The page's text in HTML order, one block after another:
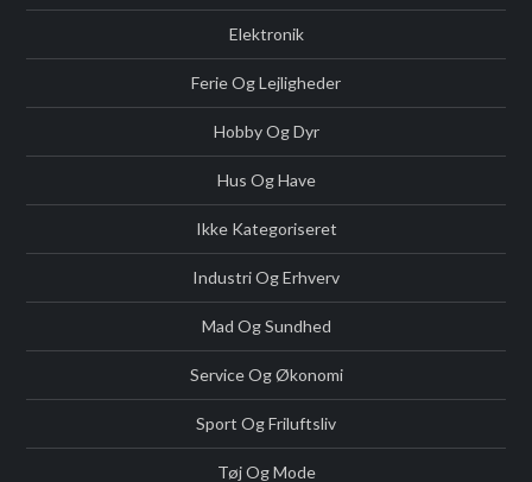
Elektronik
Ferie Og Lejligheder
Hobby Og Dyr
Hus Og Have
Ikke Kategoriseret
Industri Og Erhverv
Mad Og Sundhed
Service Og Økonomi
Sport Og Friluftsliv
Tøj Og Mode